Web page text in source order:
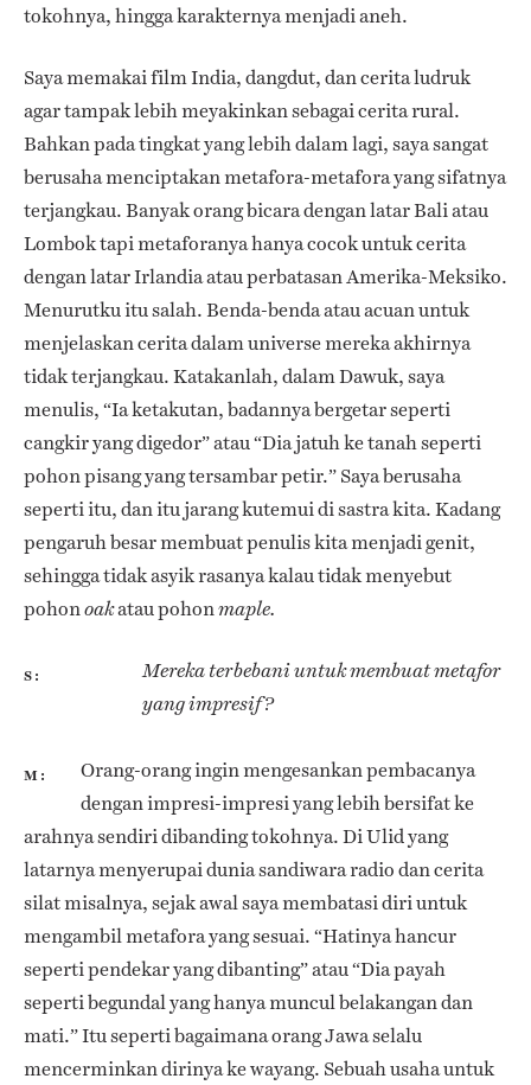
tokohnya, hingga karakternya menjadi aneh.
Saya memakai film India, dangdut, dan cerita ludruk
agar tampak lebih meyakinkan sebagai cerita rural.
Bahkan pada tingkat yang lebih dalam lagi, saya sangat
berusaha menciptakan metafora-metafora yang sifatnya
terjangkau. Banyak orang bicara dengan latar Bali atau
Lombok tapi metaforanya hanya cocok untuk cerita
dengan latar Irlandia atau perbatasan Amerika-Meksiko.
Menurutku itu salah. Benda-benda atau acuan untuk
menjelaskan cerita dalam universe mereka akhirnya
tidak terjangkau. Katakanlah, dalam Dawuk, saya
menulis, “Ia ketakutan, badannya bergetar seperti
cangkir yang digedor” atau “Dia jatuh ke tanah seperti
pohon pisang yang tersambar petir.” Saya berusaha
seperti itu, dan itu jarang kutemui di sastra kita. Kadang
pengaruh besar membuat penulis kita menjadi genit,
sehingga tidak asyik rasanya kalau tidak menyebut
pohonoakatau pohonmaple.
S
Mereka terbebani untuk membuat metafor
yang impresif?
M
Orang-orang ingin mengesankan pembacanya
dengan impresi-impresi yang lebih bersifat ke
arahnya sendiri dibanding tokohnya. Di Ulid yang
latarnya menyerupai dunia sandiwara radio dan cerita
silat misalnya, sejak awal saya membatasi diri untuk
mengambil metafora yang sesuai. “Hatinya hancur
seperti pendekar yang dibanting” atau “Dia payah
seperti begundal yang hanya muncul belakangan dan
mati.” Itu seperti bagaimana orang Jawa selalu
mencerminkan dirinya ke wayang. Sebuah usaha untuk